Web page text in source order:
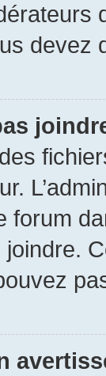
devez
forum